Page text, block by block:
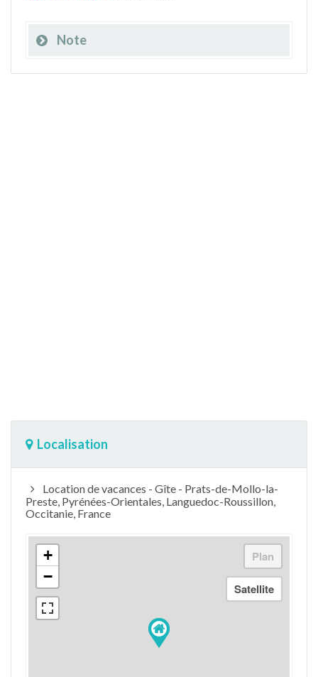
Note
Localisation
Location de vacances - Gîte - Prats-de-Mollo-la-
Preste, Pyrénées-Orientales, Languedoc-Roussillon,
Occitanie, France
+
−